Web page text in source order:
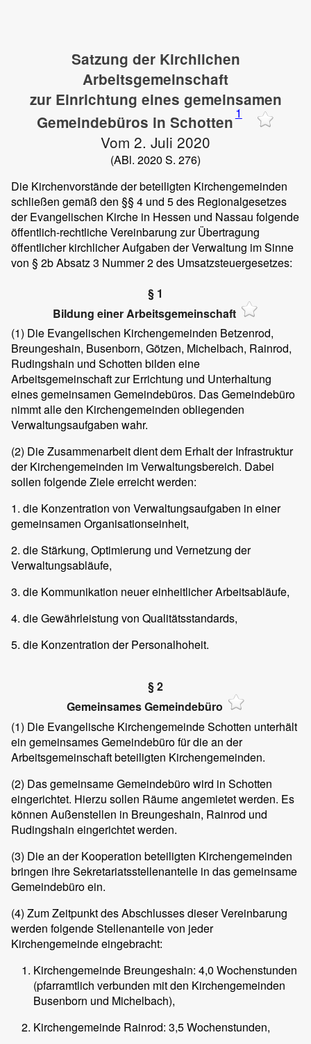
Satzung der Kirchlichen
Arbeitsgemeinschaft
zur Einrichtung eines gemeinsamen
Gemeindebüros in Schotten 1
Vom 2. Juli 2020
(ABl. 2020 S. 276)
Die Kirchenvorstände der beteiligten Kirchengemeinden
schließen gemäß den §§ 4 und 5 des Regionalgesetzes
der Evangelischen Kirche in Hessen und Nassau folgende
öffentlich-rechtliche Vereinbarung zur Übertragung
öffentlicher kirchlicher Aufgaben der Verwaltung im Sinne
von § 2b Absatz 3 Nummer 2 des Umsatzsteuergesetzes:
§ 1
Bildung einer Arbeitsgemeinschaft
(1) Die Evangelischen Kirchengemeinden Betzenrod,
Breungeshain, Busenborn, Götzen, Michelbach, Rainrod,
Rudingshain und Schotten bilden eine
Arbeitsgemeinschaft zur Errichtung und Unterhaltung
eines gemeinsamen Gemeindebüros. Das Gemeindebüro
nimmt alle den Kirchengemeinden obliegenden
Verwaltungsaufgaben wahr.
(2) Die Zusammenarbeit dient dem Erhalt der Infrastruktur
der Kirchengemeinden im Verwaltungsbereich. Dabei
sollen folgende Ziele erreicht werden:
1. die Konzentration von Verwaltungsaufgaben in einer
gemeinsamen Organisationseinheit,
2. die Stärkung, Optimierung und Vernetzung der
Verwaltungsabläufe,
3. die Kommunikation neuer einheitlicher Arbeitsabläufe,
4. die Gewährleistung von Qualitätsstandards,
5. die Konzentration der Personalhoheit.
§ 2
Gemeinsames Gemeindebüro
(1) Die Evangelische Kirchengemeinde Schotten unterhält
ein gemeinsames Gemeindebüro für die an der
Arbeitsgemeinschaft beteiligten Kirchengemeinden.
(2) Das gemeinsame Gemeindebüro wird in Schotten
eingerichtet. Hierzu sollen Räume angemietet werden. Es
können Außenstellen in Breungeshain, Rainrod und
Rudingshain eingerichtet werden.
(3) Die an der Kooperation beteiligten Kirchengemeinden
bringen ihre Sekretariatsstellenanteile in das gemeinsame
Gemeindebüro ein.
(4) Zum Zeitpunkt des Abschlusses dieser Vereinbarung
werden folgende Stellenanteile von jeder
Kirchengemeinde eingebracht:
Kirchengemeinde Breungeshain: 4,0 Wochenstunden
(pfarramtlich verbunden mit den Kirchengemeinden
Busenborn und Michelbach),
Kirchengemeinde Rainrod: 3,5 Wochenstunden,